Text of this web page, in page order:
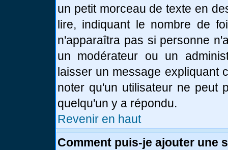
un petit morceau de texte en
lire, indiquant le nombre de
n'apparaîtra pas si personne
un modérateur ou un
laisser un message expliquant
noter qu'un utilisateur ne peut
quelqu'un y a répondu.
Revenir en haut
Comment puis-je ajouter une